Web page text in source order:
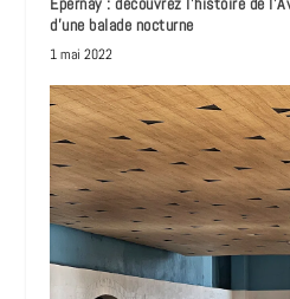
d’une balade nocturne
1 mai 2022